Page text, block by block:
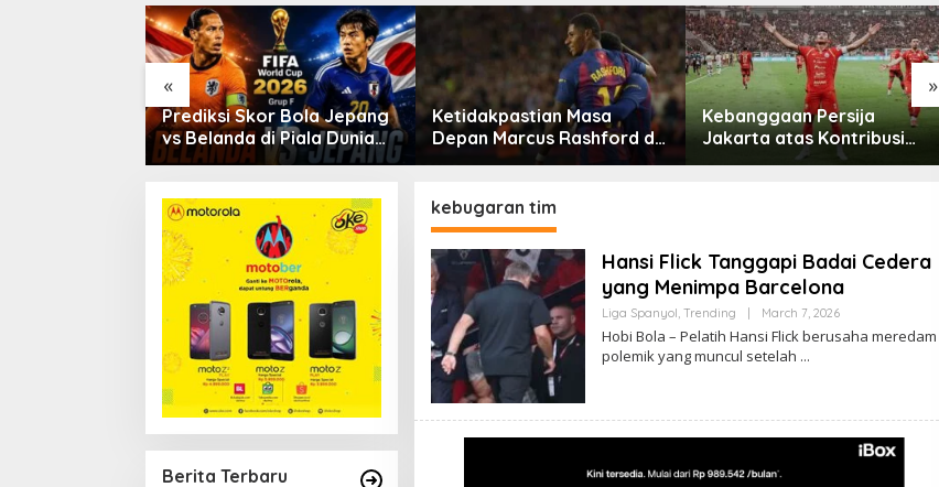
« »
Prediksi Skor Bola Jepang
vs Belanda di Piala Dunia
2026
Ketidakpastian Masa
Depan Marcus Rashford di
Barcelona
Kebanggaan Persija
Jakarta atas Kontribusi
Besar ke Timnas Indonesia
Berita Terbaru
kebugaran tim
Hansi Flick Tanggapi Badai Cedera
yang Menimpa Barcelona
Liga Spanyol, Trending March 7, 2026By
Hobi Bola – Pelatih Hansi Flick berusaha meredam
polemik yang muncul setelah